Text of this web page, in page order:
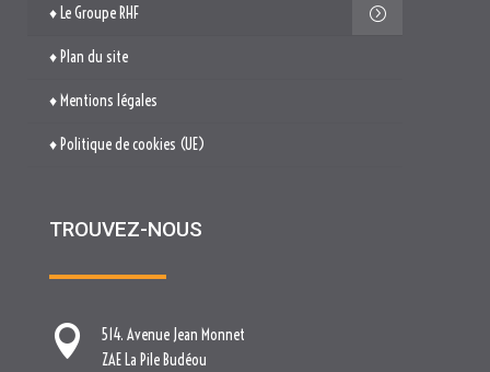
♦ Le Groupe RHF
♦ Plan du site
♦ Mentions légales
♦ Politique de cookies (UE)
TROUVEZ-NOUS

514. Avenue Jean Monnet
ZAE La Pile Budéou